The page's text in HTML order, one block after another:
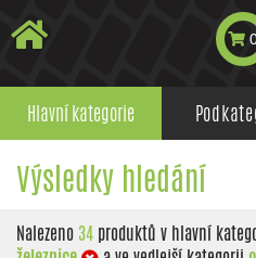
Hlavní kategorie
Výsledky hledání
Nalezeno 34 produktů v hlavní